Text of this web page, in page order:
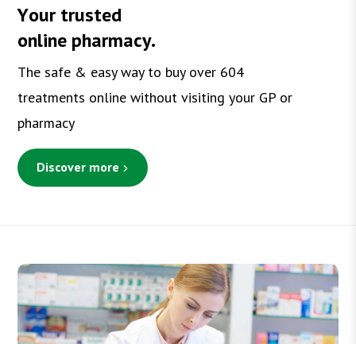
Your trusted
online pharmacy.
The safe & easy way to buy over 604
treatments online without visiting your GP or
pharmacy
Discover more